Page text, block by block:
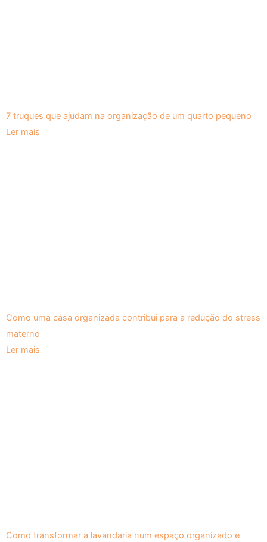
7 truques que ajudam na organização de um quarto pequeno
Ler mais
Como uma casa organizada contribui para a redução do stress
materno
Ler mais
Como transformar a lavandaria num espaço organizado e